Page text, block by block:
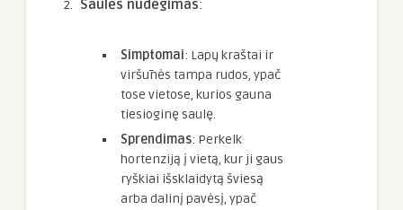
Saulės nudegimas:
Simptomai: Lapų kraštai ir
viršūnės tampa rudos, ypač
tose vietose, kurios gauna
tiesioginę saulę.
Sprendimas: Perkelk
hortenziją į vietą, kur ji gaus
ryškiai išsklaidytą šviesą
arba dalinį pavėsį, ypač